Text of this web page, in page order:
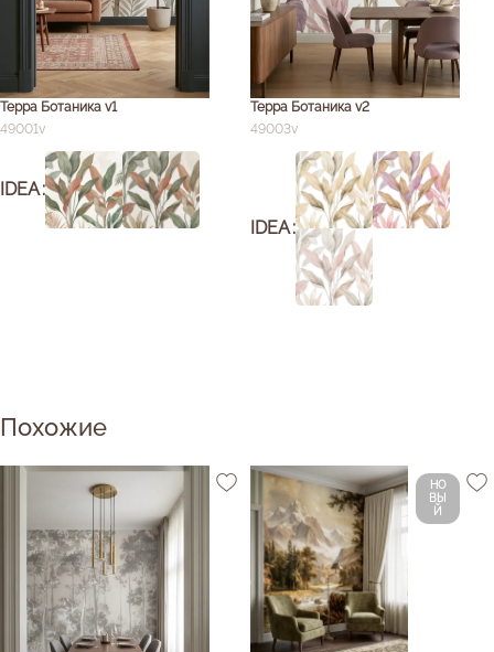
Терра Ботаника v1
49001v
IDEA
Терра Ботаника v2
49003v
IDEA
Похожие
НО
ВЫ
Й